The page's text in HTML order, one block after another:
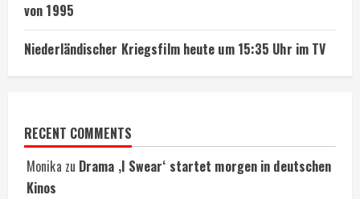
von 1995
Niederländischer Kriegsfilm heute um 15:35 Uhr im TV
RECENT COMMENTS
Monika zu Drama ‚I Swear‘ startet morgen in deutschen
Kinos